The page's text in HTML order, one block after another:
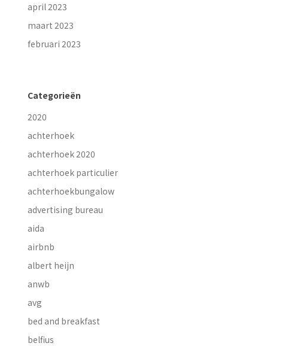
april 2023
maart 2023
februari 2023
Categorieën
2020
achterhoek
achterhoek 2020
achterhoek particulier
achterhoekbungalow
advertising bureau
aida
airbnb
albert heijn
anwb
avg
bed and breakfast
belfius